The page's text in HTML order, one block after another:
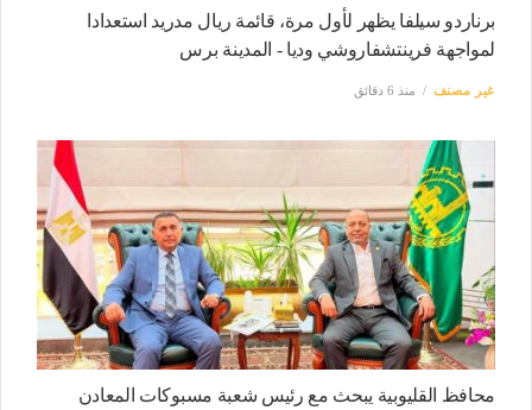
برناردو سيلفا يظهر لأول مرة، قائمة ريال مدريد استعدادا
لمواجهة فرينتشفاروشي وديا - المدينة برس
غير مصنف منذ 6 دقائق
محافظ القليوبية يبحث مع رئيس شعبة مسبوكات المعادن